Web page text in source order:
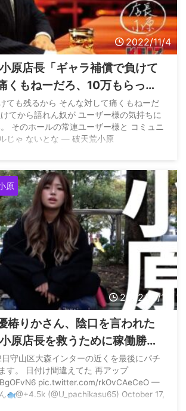
2022/11/4
原店長「ギャラ補償で負けて
くもねーだろ、10万もらって5
プラスやん、痛い？」
ても残るから そんな対して痛くもねーだ
てから語れん奴が ユーザー様の気持ちに
そのホールの常連ユーザー様と コミュニ
じゃ ないとな — 破天荒小原
原
2022/10/18
椿りかさん、陰口を言われた
原店長を救うために稼働勝負
日守山区大森インターの近くを最後にパチ
す。 日付け間違えてた 再アップ
pic.twitter.com/rkOvCAeCeO —
@+4.5k (@U_pachikasu65) October 17,